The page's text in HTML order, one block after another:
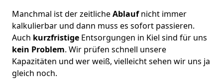
Manchmal ist der zeitlicheAblaufnicht immer
kalkulierbar und dann muss es sofort passieren.
Auch kurzfristige Entsorgungen in Kiel sind für uns
kein Problem. Wir prüfen schnell unsere
Kapazitäten und wer weiß, vielleicht sehen wir uns ja
gleich noch.